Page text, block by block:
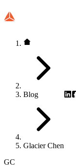
Blog
Glacier Chen
GC